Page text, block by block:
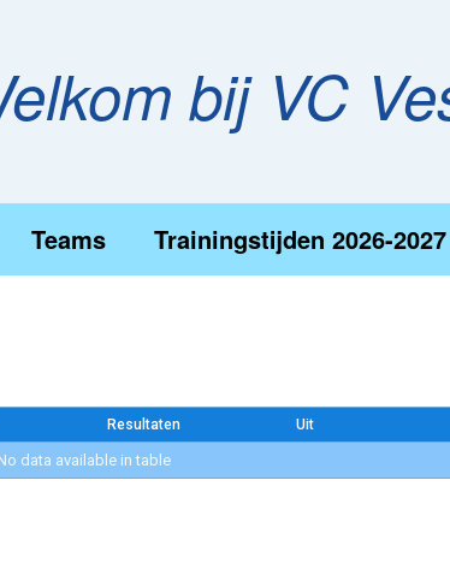
bij VC
Teams Trainingstijden 2026-2027
Resultaten Uit
data available in table